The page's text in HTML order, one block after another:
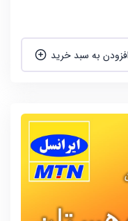
افزودن به سبد خرید